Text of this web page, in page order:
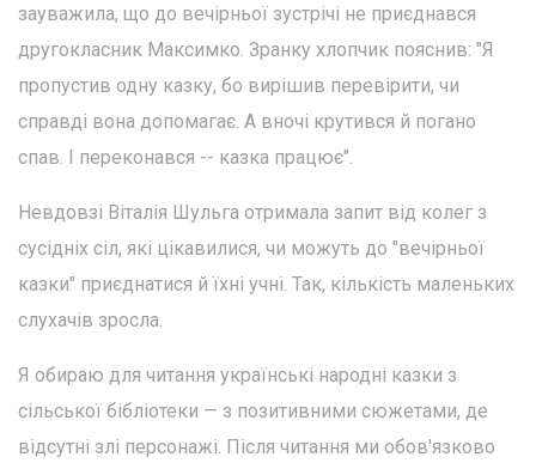
зауважила, що до вечірньої зустрічі не приєднався
другокласник Максимко. Зранку хлопчик пояснив: "Я
пропустив одну казку, бо вирішив перевірити, чи
справді вона допомагає. А вночі крутився й погано
спав. І переконався -- казка працює".
Невдовзі Віталія Шульга отримала запит від колег з
сусідніх сіл, які цікавилися, чи можуть до "вечірньої
казки" приєднатися й їхні учні. Так, кількість маленьких
слухачів зросла.
Я обираю для читання українські народні казки з
сільської бібліотеки — з позитивними сюжетами, де
відсутні злі персонажі. Після читання ми обов'язково